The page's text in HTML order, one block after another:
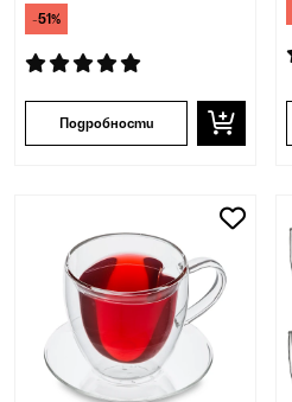
-51%
Подробности